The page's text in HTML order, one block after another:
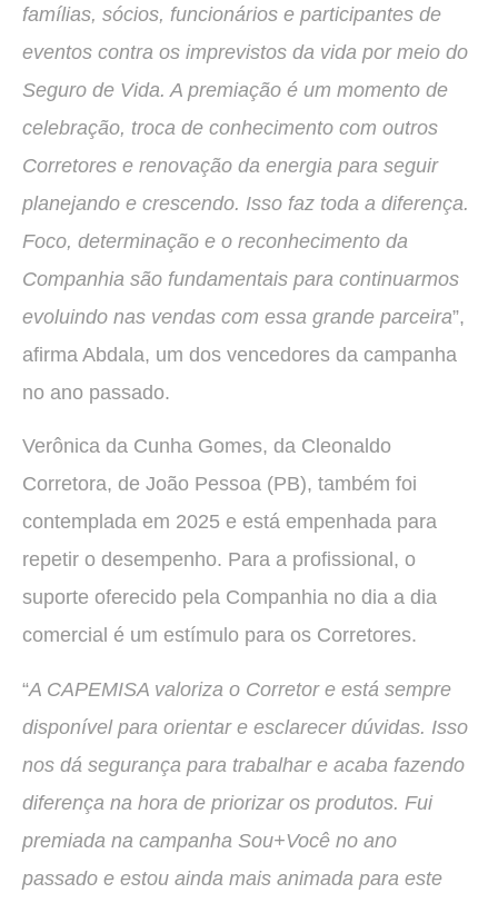
famílias, sócios, funcionários e participantes de
eventos contra os imprevistos da vida por meio do
Seguro de Vida. A premiação é um momento de
celebração, troca de conhecimento com outros
Corretores e renovação da energia para seguir
planejando e crescendo. Isso faz toda a diferença.
Foco, determinação e o reconhecimento da
Companhia são fundamentais para continuarmos
evoluindo nas vendas com essa grande parceira”,
afirma Abdala, um dos vencedores da campanha
no ano passado.
Verônica da Cunha Gomes, da Cleonaldo
Corretora, de João Pessoa (PB), também foi
contemplada em 2025 e está empenhada para
repetir o desempenho. Para a profissional, o
suporte oferecido pela Companhia no dia a dia
comercial é um estímulo para os Corretores.
“A CAPEMISA valoriza o Corretor e está sempre
disponível para orientar e esclarecer dúvidas. Isso
nos dá segurança para trabalhar e acaba fazendo
diferença na hora de priorizar os produtos. Fui
premiada na campanha Sou+Você no ano
passado e estou ainda mais animada para este